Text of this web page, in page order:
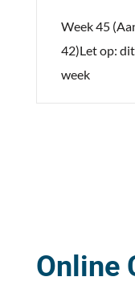
Week 45
42)Let op:
week
Online